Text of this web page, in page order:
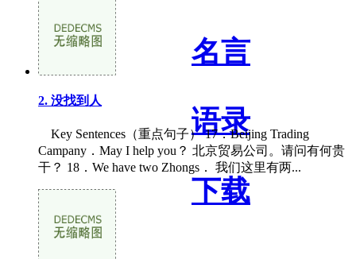
名言
语录
下载
2. 没找到人
Key Sentences（重点句子） 17．Beijing Trading
Campany．May I help you？ 北京贸易公司。请问有何贵
干？ 18．We have two Zhongs． 我们这里有两...